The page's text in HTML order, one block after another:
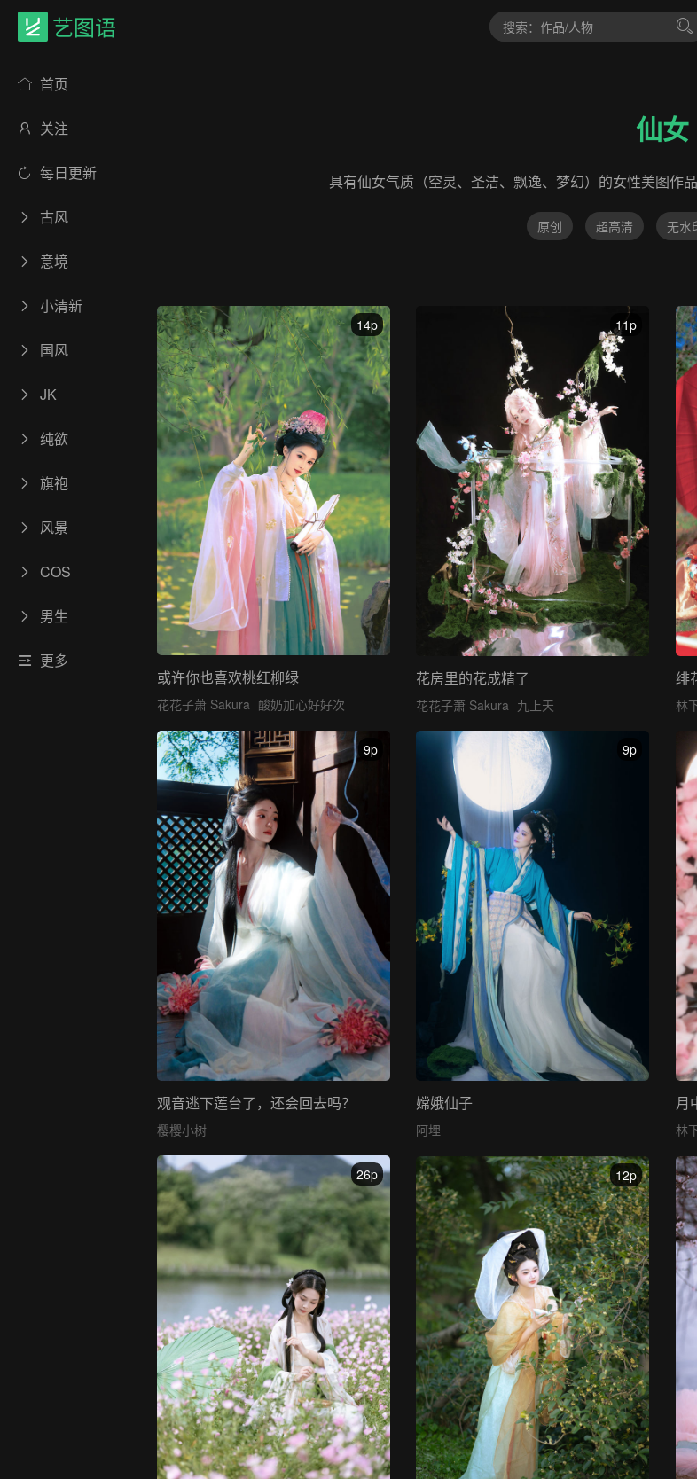
艺图语
首页
关注
每日更新
古风
意境
小清新
国风
JK
纯欲
旗袍
风景
COS
男生
更多
仙女
具有仙女气质（空灵、圣洁、飘逸、梦幻）的女性美图作
原创 超高清 无水
14p
或许你也喜欢桃红柳绿
花花子萧 Sakura 酸奶加心好好次
11p
花房里的花成精了
花花子萧 Sakura 九上天
绯
林
9p
观音逃下莲台了，还会回去吗？
樱樱小树
9p
嫦娥仙子
阿埋
月
林
26p 12p